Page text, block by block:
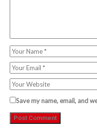
Save my name, email, and